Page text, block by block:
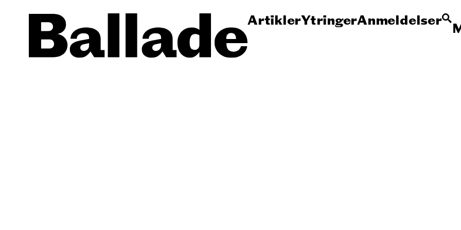
ArtiklerYtringerAnmeldelser